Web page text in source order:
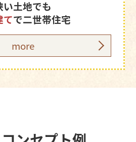
い土地でも
てで二世帯住宅
more